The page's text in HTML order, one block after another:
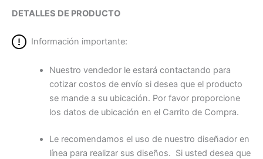
DETALLES DE PRODUCTO
Información importante:
Nuestro vendedor le estará contactando para
cotizar costos de envío si desea que el producto
se mande a su ubicación. Por favor proporcione
los datos de ubicación en el Carrito de Compra.
Le recomendamos el uso de nuestro diseñador en
línea para realizar sus diseños. Si usted desea que